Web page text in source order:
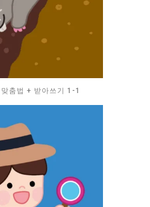
맞춤법 + 받아쓰기 1-1